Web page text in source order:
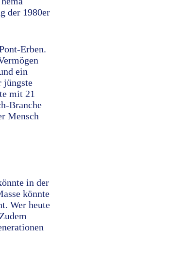
der 1980er
Erben.
ein
jüngste
mit 21
Branche
Mensch
in der
könnte
Wer heute